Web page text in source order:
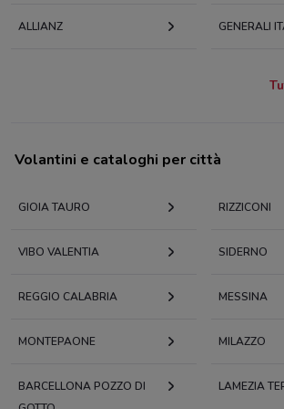
ALLIANZ GENERALI
Volantini e cataloghi per città
GIOIA TAURO RIZZICONI
VIBO VALENTIA SIDERNO
REGGIO CALABRIA MESSINA
MONTEPAONE MILAZZO
BARCELLONA POZZO DI
LAMEZIA